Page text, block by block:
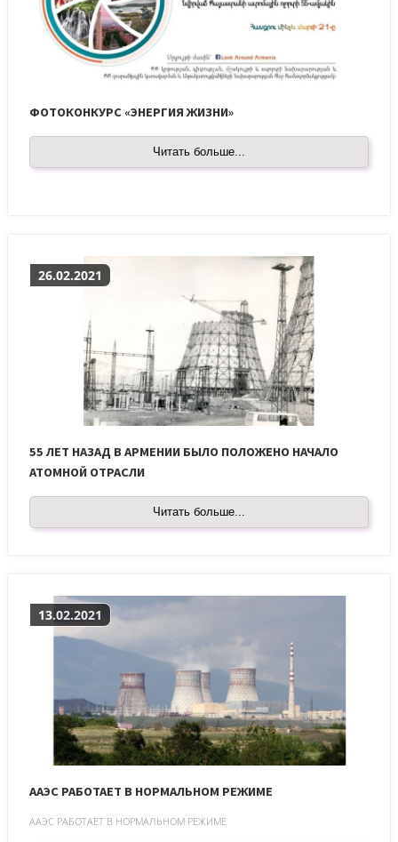
ФОТОКОНКУРС «ЭНЕРГИЯ ЖИЗНИ»
Читать больше...
26.02.2021
55 ЛЕТ НАЗАД В АРМЕНИИ БЫЛО ПОЛОЖЕНО НАЧАЛО
АТОМНОЙ ОТРАСЛИ
Читать больше...
13.02.2021
ААЭС РАБОТАЕТ В НОРМАЛЬНОМ РЕЖИМЕ
ААЭС РАБОТАЕТ В НОРМАЛЬНОМ РЕЖИМЕ